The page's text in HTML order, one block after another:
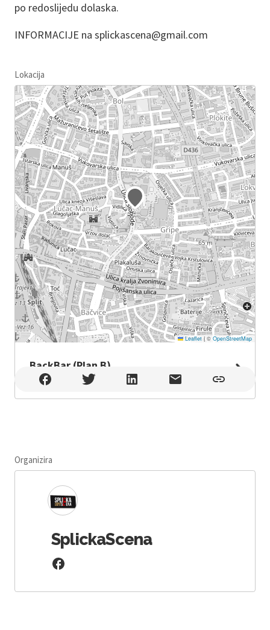
po redoslijedu dolaska.
INFORMACIJE na splickascena@gmail.com
Lokacija
Leaflet |© OpenStreetMap
BackBar (Plan B)
BackBar (Plan B) , Split
Organizira
SplickaScena